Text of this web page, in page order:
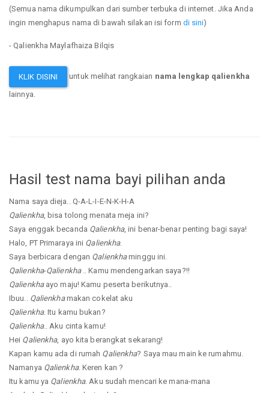
(Semua nama dikumpulkan dari sumber terbuka di internet. Jika Anda
ingin menghapus nama di bawah silakan isi form di sini)
- Qalienkha Maylafhaiza Bilqis
KLIK DISINI untuk melihat rangkaian nama lengkap qalienkha
lainnya.
Hasil test nama bayi pilihan anda
Nama saya dieja.. Q-A-L-I-E-N-K-H-A
Qalienkha, bisa tolong menata meja ini?
Saya enggak becanda Qalienkha, ini benar-benar penting bagi saya!
Halo, PT Primaraya ini Qalienkha.
Saya berbicara dengan Qalienkhaminggu ini.
Qalienkha-Qalienkha.. Kamu mendengarkan saya?!!
Qalienkhaayo maju! Kamu peserta berikutnya..
Ibuu.. Qalienkhamakan cokelat aku
Qalienkha. Itu kamu bukan?
Qalienkha.. Aku cinta kamu!
Hei Qalienkha, ayo kita berangkat sekarang!
Kapan kamu ada di rumah Qalienkha? Saya mau main ke rumahmu.
Namanya Qalienkha. Keren kan ?
Itu kamu ya Qalienkha. Aku sudah mencari ke mana-mana